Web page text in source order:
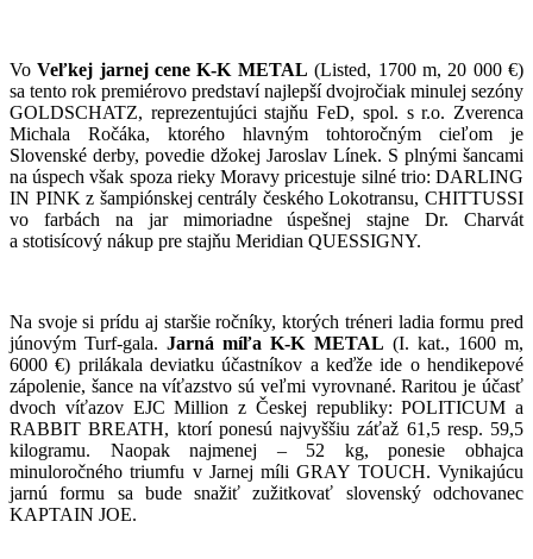
VoVeľkej jarnej cene K-K METAL (Listed, 1700 m, 20 000 €)
sa tento rok premiérovo predstaví najlepší dvojročiak minulej sezóny
GOLDSCHATZ, reprezentujúci stajňu FeD, spol. s r.o. Zverenca
Michala Ročáka, ktorého hlavným tohtoročným cieľom je
Slovenské derby, povedie džokej Jaroslav Línek. S plnými šancami
na úspech však spoza rieky Moravy pricestuje silné trio: DARLING
IN PINK z šampiónskej centrály českého Lokotransu, CHITTUSSI
vo farbách na jar mimoriadne úspešnej stajne Dr. Charvát
a stotisícový nákup pre stajňu Meridian QUESSIGNY.
Na svoje si prídu aj staršie ročníky, ktorých tréneri ladia formu pred
júnovým Turf-gala.Jarná míľa K-K METAL (I. kat., 1600 m,
6000 €) prilákala deviatku účastníkov a keďže ide o hendikepové
zápolenie, šance na víťazstvo sú veľmi vyrovnané. Raritou je účasť
dvoch víťazov EJC Million z Českej republiky: POLITICUM a
RABBIT BREATH, ktorí ponesú najvyššiu záťaž 61,5 resp. 59,5
kilogramu. Naopak najmenej – 52 kg, ponesie obhajca
minuloročného triumfu v Jarnej míli GRAY TOUCH. Vynikajúcu
jarnú formu sa bude snažiť zužitkovať slovenský odchovanec
KAPTAIN JOE.